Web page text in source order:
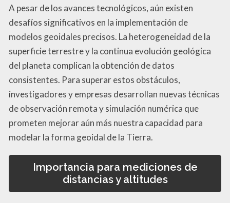
A pesar de los avances tecnológicos, aún existen
desafíos significativos en la implementación de
modelos geoidales precisos. La heterogeneidad de la
superficie terrestre y la continua evolución geológica
del planeta complican la obtención de datos
consistentes. Para superar estos obstáculos,
investigadores y empresas desarrollan nuevas técnicas
de observación remota y simulación numérica que
prometen mejorar aún más nuestra capacidad para
modelar la forma geoidal de la Tierra.
Importancia para mediciones de
distancias y altitudes